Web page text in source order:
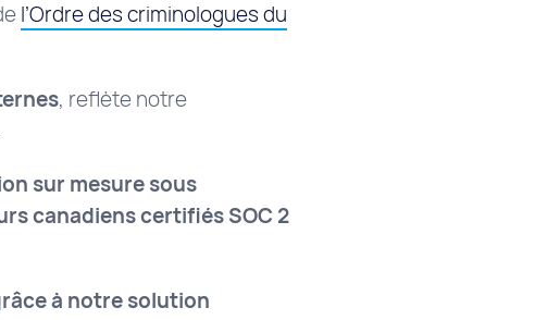
l’Ordre des criminologues du
, reflète notre
sur mesure sous
canadiens certifiés SOC 2
à notre solution